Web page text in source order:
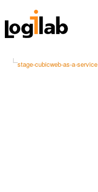
stage-cubicweb-as-a-service